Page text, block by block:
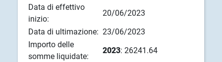
Data di effettivo
inizio:
20/06/2023
Data di ultimazione: 23/06/2023
Importo delle
somme liquidate:
2023: 26241.64